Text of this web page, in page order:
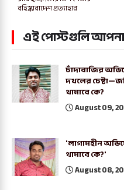
বহিষ্কারাদেশ প্রত্যাহার
এই পোস্টগুলি
চাঁদাবাজির
দখলের
থামাবে কে?
August 09,
'লাগামহীন
থামাবে কে?'
August 08,